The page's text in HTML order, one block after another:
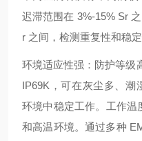
迟滞范围在 3%-15% Sr
r 之间，检测重复性和稳定
环境适应性强：防护等级
IP69K，可在灰尘多、潮
环境中稳定工作。工作
和高温环境。通过多种